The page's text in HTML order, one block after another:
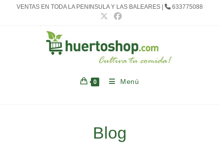
VENTAS EN TODA LA PENINSULA Y LAS BALEARES | 633775088
0 Menú
Blog